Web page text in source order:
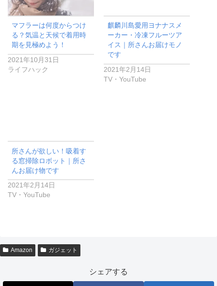
マフラーは何度からつけ
る？気温と天候で着用時
期を見極めよう！
2021年10月31日
ライフハック
麒麟川島愛用ヨナナスメ
ーカー・冷凍フルーツア
イス｜所さんお届けモノ
です
2021年2月14日
TV・YouTube
所さんが欲しい！吸着す
る窓掃除ロボット｜所さ
んお届け物です
2021年2月14日
TV・YouTube
Amazon ガジェット
シェアする